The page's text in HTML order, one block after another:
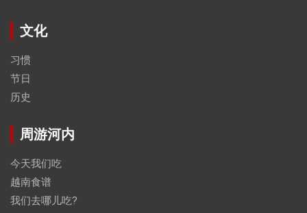
文化
习惯
节日
历史
周游河内
今天我们吃
越南食谱
我们去哪儿吃?